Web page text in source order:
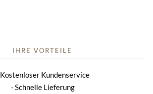
IHRE VORTEILE
Kostenloser Kundenservice
Schnelle Lieferung